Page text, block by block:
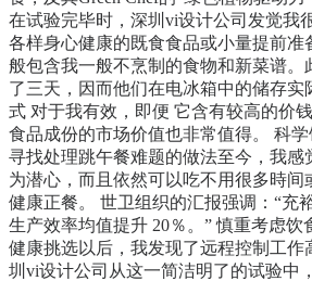
在试验完毕时，深圳vi设计公司发觉我
各样身心健康的既食食品或小量提前准
般包含我一般不烹制的食物和新菜谱。
了三天，因而他们在电冰箱中的储存实
式 对于我有效，即便 它含有较高的价
食品成份的市场价值也非常值得。 科
寻找处理跳午餐难题的做法至今，我感
为潜心，而且依然可以吃不用很多時间
健康正餐。 世卫组织的汇报强调：“充
生产效率均值提升 20％。” 慎重考虑
健康挑选以后，我发现了远程控制工作
圳vi设计公司从这一简洁明了的试验中